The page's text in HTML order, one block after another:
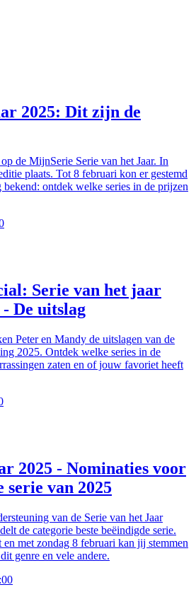
2025: Dit zijn de
de MijnSerie Serie van het Jaar. In
plaats. Tot 8 februari kon er gestemd
ontdek welke series in de prijzen
Serie van het jaar
De uitslag
Peter en Mandy de uitslagen van de
2025. Ontdek welke series in de
zaten en of jouw favoriet heeft
2025 - Nominaties voor
serie van 2025
van de Serie van het Jaar
de categorie beste beëindigde serie.
met zondag 8 februari kan jij stemmen
genre en vele andere.